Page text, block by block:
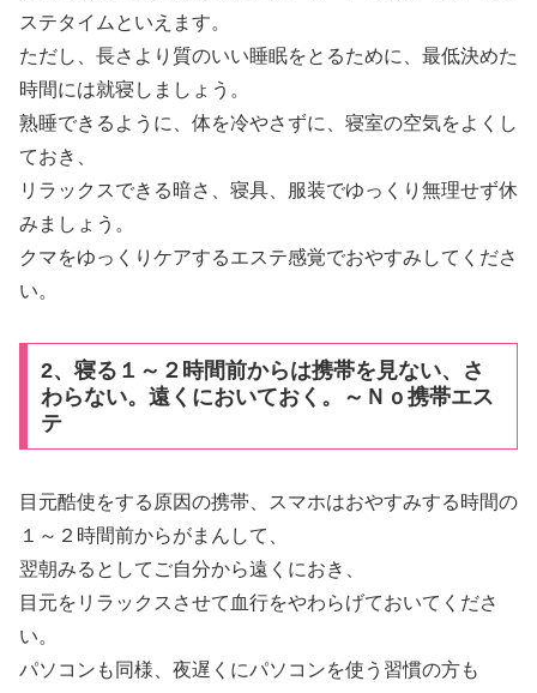
ステタイムといえます。
ただし、長さより質のいい睡眠をとるために、最低決めた
時間には就寝しましょう。
熟睡できるように、体を冷やさずに、寝室の空気をよくし
ておき、
リラックスできる暗さ、寝具、服装でゆっくり無理せず休
みましょう。
クマをゆっくりケアするエステ感覚でおやすみしてくださ
い。
2、寝る１～２時間前からは携帯を見ない、さ
わらない。遠くにおいておく。～Ｎｏ携帯エス
テ
目元酷使をする原因の携帯、スマホはおやすみする時間の
１～２時間前からがまんして、
翌朝みるとしてご自分から遠くにおき、
目元をリラックスさせて血行をやわらげておいてくださ
い。
パソコンも同様、夜遅くにパソコンを使う習慣の方も